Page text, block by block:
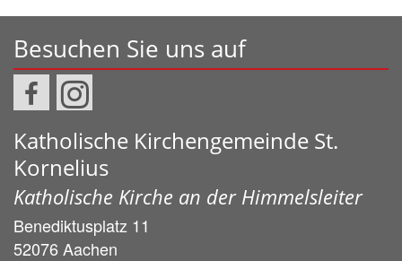
Besuchen Sie uns auf
Katholische Kirchengemeinde St.
Kornelius
Katholische Kirche an der Himmelsleiter
Benediktusplatz 11
52076Aachen